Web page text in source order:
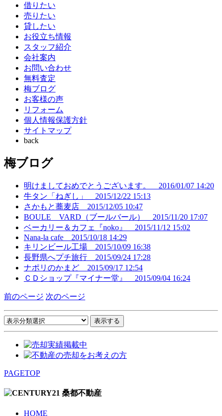
借りたい
売りたい
貸したい
お役立ち情報
スタッフ紹介
会社案内
お問い合わせ
無料査定
梅ブログ
お客様の声
リフォーム
個人情報保護方針
サイトマップ
back
梅ブログ
明けましておめでとうございます。 2016/01/07 14:20
牛タン「ねぎし」 2015/12/22 15:13
さかもと蕎麦店 2015/12/05 10:47
BOULE VARD（ブールバール） 2015/11/20 17:07
ベーカリー＆カフェ『noko』 2015/11/12 15:02
Nana-la cafe 2015/10/18 14:29
キリンビール工場 2015/10/09 16:38
長野県へプチ旅行 2015/09/24 17:28
ナポリのかまど 2015/09/17 12:54
ＣＤショップ『マイナー堂』 2015/09/04 16:24
前のページ 次のページ
PAGETOP
HOME